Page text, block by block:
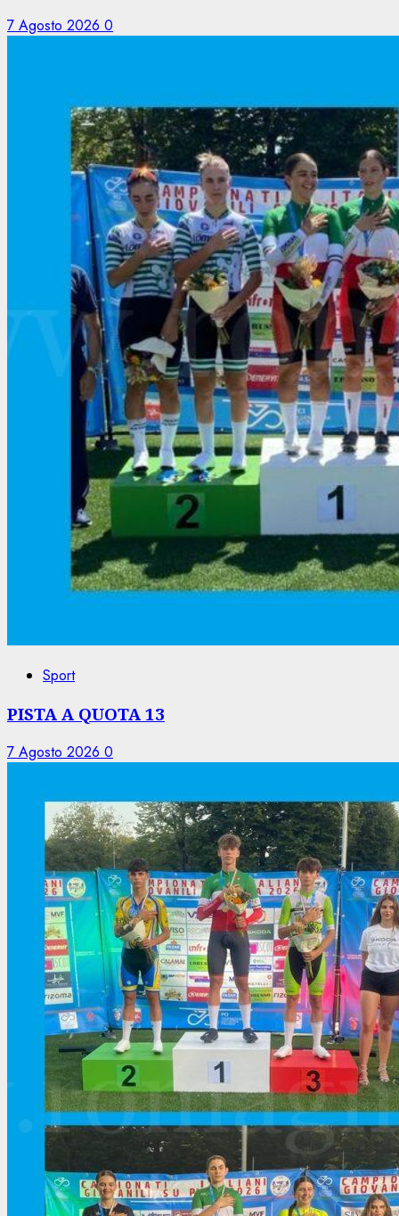
7 Agosto 2026 0
Sport
PISTA A QUOTA 13
7 Agosto 2026 0